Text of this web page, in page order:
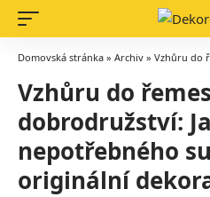
Domovská stránka » Archiv » Vzhůru do řemeslného
Vzhůru do
dobrodružství:
nepotřebného
originální